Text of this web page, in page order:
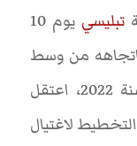
تبليسي
يوم 10
باتجاهه من وسط
الجمهور ولكنها لم تنفجر، وفي سنة 2022، اعتقل
لاغتيال